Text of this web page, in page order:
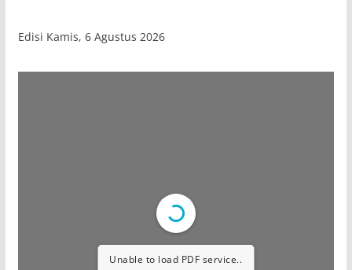
Edisi Kamis, 6 Agustus 2026
Unable to load PDF service..